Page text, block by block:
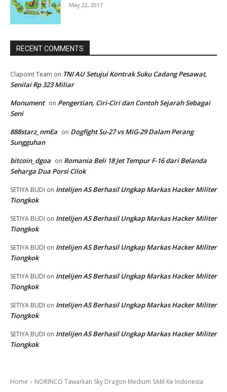
May 22, 2017
RECENT COMMENTS
Clapoint Team on TNI AU Setujui Kontrak Suku Cadang Pesawat,
Senilai Rp 323 Miliar
Monument on Pengertian, Ciri-Ciri dan Contoh Sejarah Sebagai
Seni
888starz_nmEa on Dogfight Su-27 vs MiG-29 Dalam Perang
Sungguhan
bitcoin_dgoa on Romania Beli 18 Jet Tempur F-16 dari Belanda
Seharga Dua Porsi Cilok
SETIYA BUDI on Intelijen AS Berhasil Ungkap Markas Hacker Militer
Tiongkok
SETIYA BUDI on Intelijen AS Berhasil Ungkap Markas Hacker Militer
Tiongkok
SETIYA BUDI on Intelijen AS Berhasil Ungkap Markas Hacker Militer
Tiongkok
SETIYA BUDI on Intelijen AS Berhasil Ungkap Markas Hacker Militer
Tiongkok
SETIYA BUDI on Intelijen AS Berhasil Ungkap Markas Hacker Militer
Tiongkok
SETIYA BUDI on Intelijen AS Berhasil Ungkap Markas Hacker Militer
Tiongkok